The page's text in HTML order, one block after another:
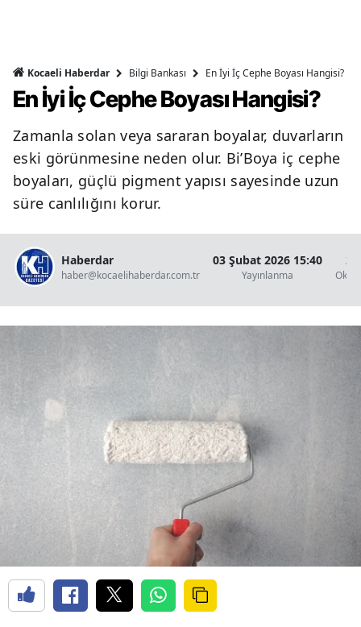
Kocaeli Haberdar Bilgi Bankası En İyi İç Cephe Boyası Hangisi?
En İyi İç Cephe Boyası Hangisi?
Zamanla solan veya sararan boyalar, duvarların
eski görünmesine neden olur. Bi’Boya iç cephe
boyaları, güçlü pigment yapısı sayesinde uzun
süre canlılığını korur.
Haberdar
haber@kocaelihaberdar.com.tr
03 Şubat 2026 15:40
Yayınlanma
2